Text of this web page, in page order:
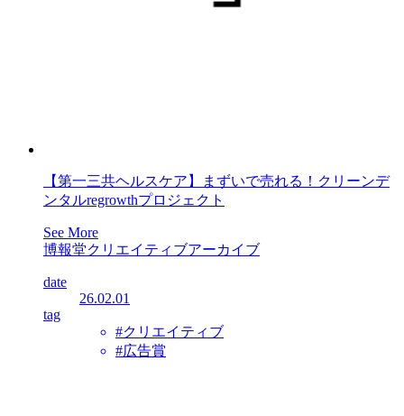
【第一三共ヘルスケア】まずいで売れる！クリーンデ
ンタルregrowthプロジェクト
See More
博報堂クリエイティブアーカイブ
date
26.02.01
tag
#クリエイティブ
#広告賞